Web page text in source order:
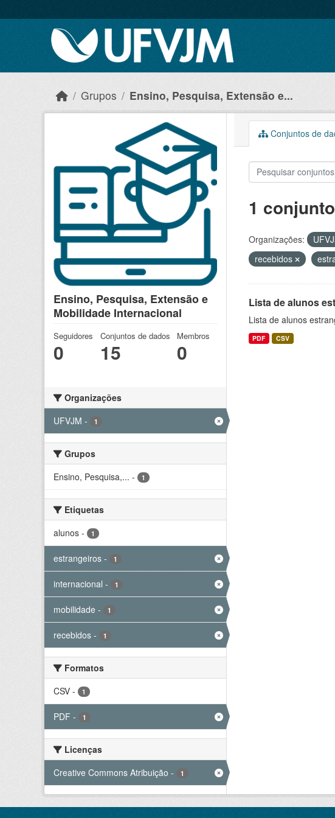
Grupos Ensino, Pesquisa, Extensão e...
Ensino, Pesquisa, Extensão e
Mobilidade Internacional
Seguidores
0
Conjuntos de dados
15
Membros
0
Organizações
UFVJM - 1
Grupos
Ensino, Pesquisa,... - 1
Etiquetas
alunos - 1
estrangeiros - 1
internacional - 1
mobilidade - 1
recebidos - 1
Formatos
CSV - 1
PDF - 1
Licenças
Creative Commons Atribuição - 1
Conjuntos de
1
Organizações:
recebidos
Lista de alunos
Lista de alunos
PDF CSV